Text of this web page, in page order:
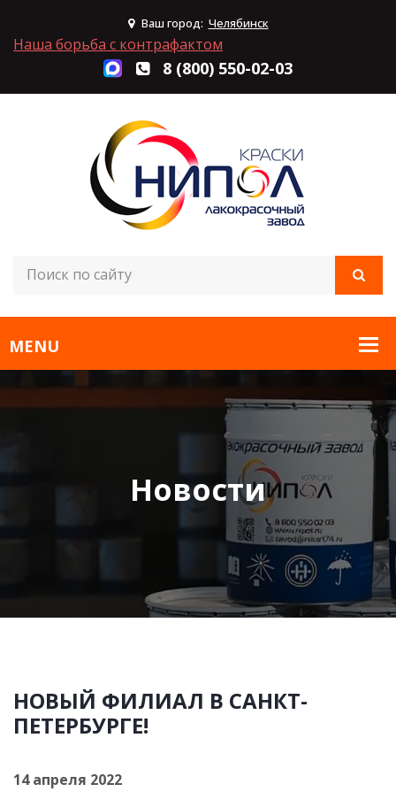
Ваш город: Челябинск
Наша борьба с контрафактом
8 (800) 550-02-03
Новости
НОВЫЙ ФИЛИАЛ В САНКТ-
ПЕТЕРБУРГЕ!
14 апреля 2022